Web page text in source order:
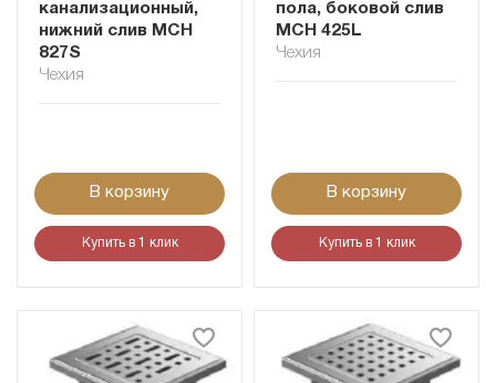
канализационный,
нижний слив MCH
827S
Чехия
В корзину
Купить в 1 клик
пола, боковой слив
MCH 425L
Чехия
В корзину
Купить в 1 клик